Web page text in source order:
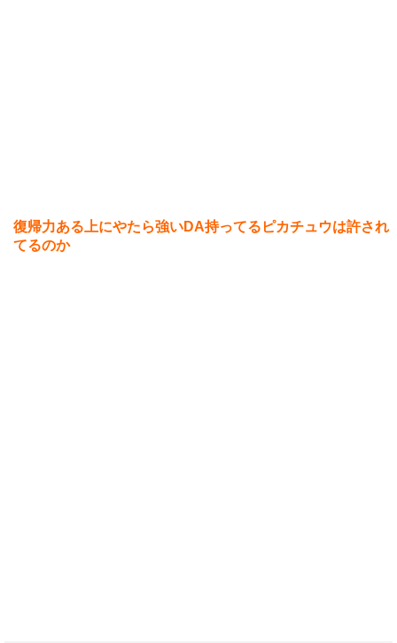
復帰力ある上にやたら強いDA持ってるピカチュウは許され
てるのか